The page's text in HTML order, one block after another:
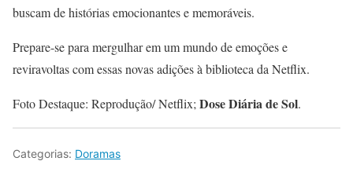
buscam de histórias emocionantes e memoráveis.
Prepare-se para mergulhar em um mundo de emoções e
reviravoltas com essas novas adições à biblioteca da Netflix.
Foto Destaque: Reprodução/ Netflix; Dose Diária de Sol.
Categorias: Doramas